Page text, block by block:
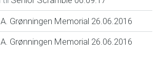
A. Grønningen Memorial 26.06.2016
A. Grønningen Memorial 26.06.2016